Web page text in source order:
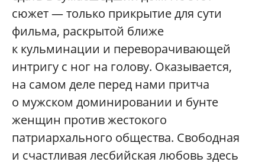
сюжет — только прикрытие для сути
фильма, раскрытой ближе
к кульминации и переворачивающей
интригу с ног на голову. Оказывается,
на самом деле перед нами притча
о мужском доминировании и бунте
женщин против жестокого
патриархального общества. Свободная
и счастливая лесбийская любовь здесь